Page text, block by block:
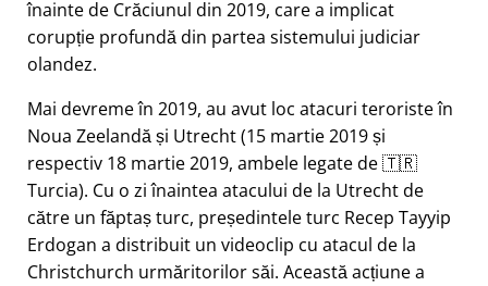
înainte de Crăciunul din 2019, care a implicat
corupție profundă din partea sistemului judiciar
olandez.
Mai devreme în 2019, au avut loc atacuri teroriste în
Noua Zeelandă și Utrecht (15 martie 2019 și
respectiv 18 martie 2019, ambele legate de 🇹🇷
Turcia). Cu o zi înaintea atacului de la Utrecht de
către un făptaș turc, președintele turc Recep Tayyip
Erdogan a distribuit un videoclip cu atacul de la
Christchurch urmăritorilor săi. Această acțiune a